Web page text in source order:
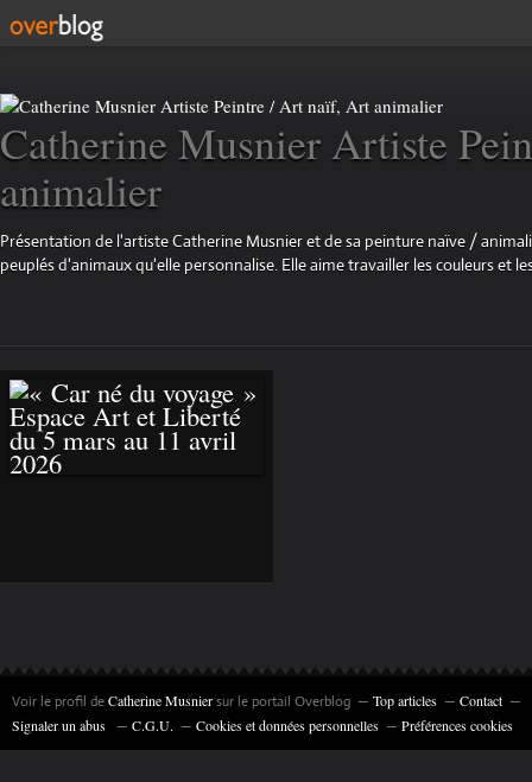
Catherine Musnier Artiste
animalier
Présentation de l'artiste Catherine Musnier et de sa peinture naïve /
peuplés d'animaux qu'elle personnalise. Elle aime travailler les couleurs et
VOYAGE » ESPACE
AVRIL 2026
Voir le profil deCatherine Musniersur le portail Overblog Top articles
Contact
Signaler un abus
C.G.U. Cookies et données personnelles Préférences cookies